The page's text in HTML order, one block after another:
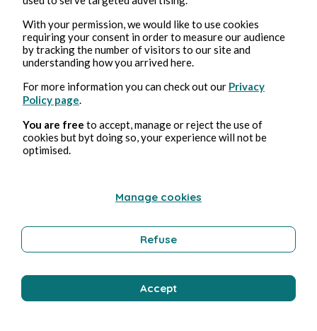
Culture
Eric Ausseil
De loin - 2020 - (titre et photo Jeanne)
With your permission, we would like to use cookies
requiring your consent in order to measure our audience
by tracking the number of visitors to our site and
understanding how you arrived here.
For more information you can check out our Privacy
Policy page
You are free to accept, manage or reject the use of
cookies but byt doing so, your experience will not be
optimised.
Manage cookies
Refuse
Accept